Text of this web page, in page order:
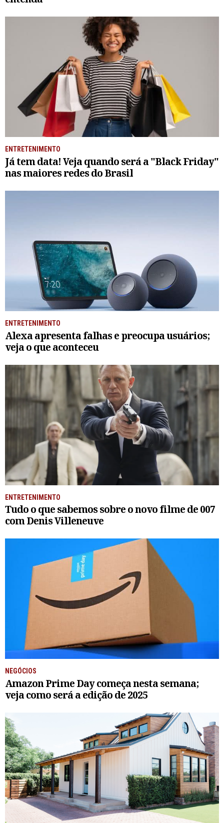
ENTRETENIMENTO
Já tem data! Veja quando será a "Black Friday"
nas maiores redes do Brasil
ENTRETENIMENTO
Alexa apresenta falhas e preocupa usuários;
veja o que aconteceu
ENTRETENIMENTO
Tudo o que sabemos sobre o novo filme de 007
com Denis Villeneuve
NEGÓCIOS
Amazon Prime Day começa nesta semana;
veja como será a edição de 2025